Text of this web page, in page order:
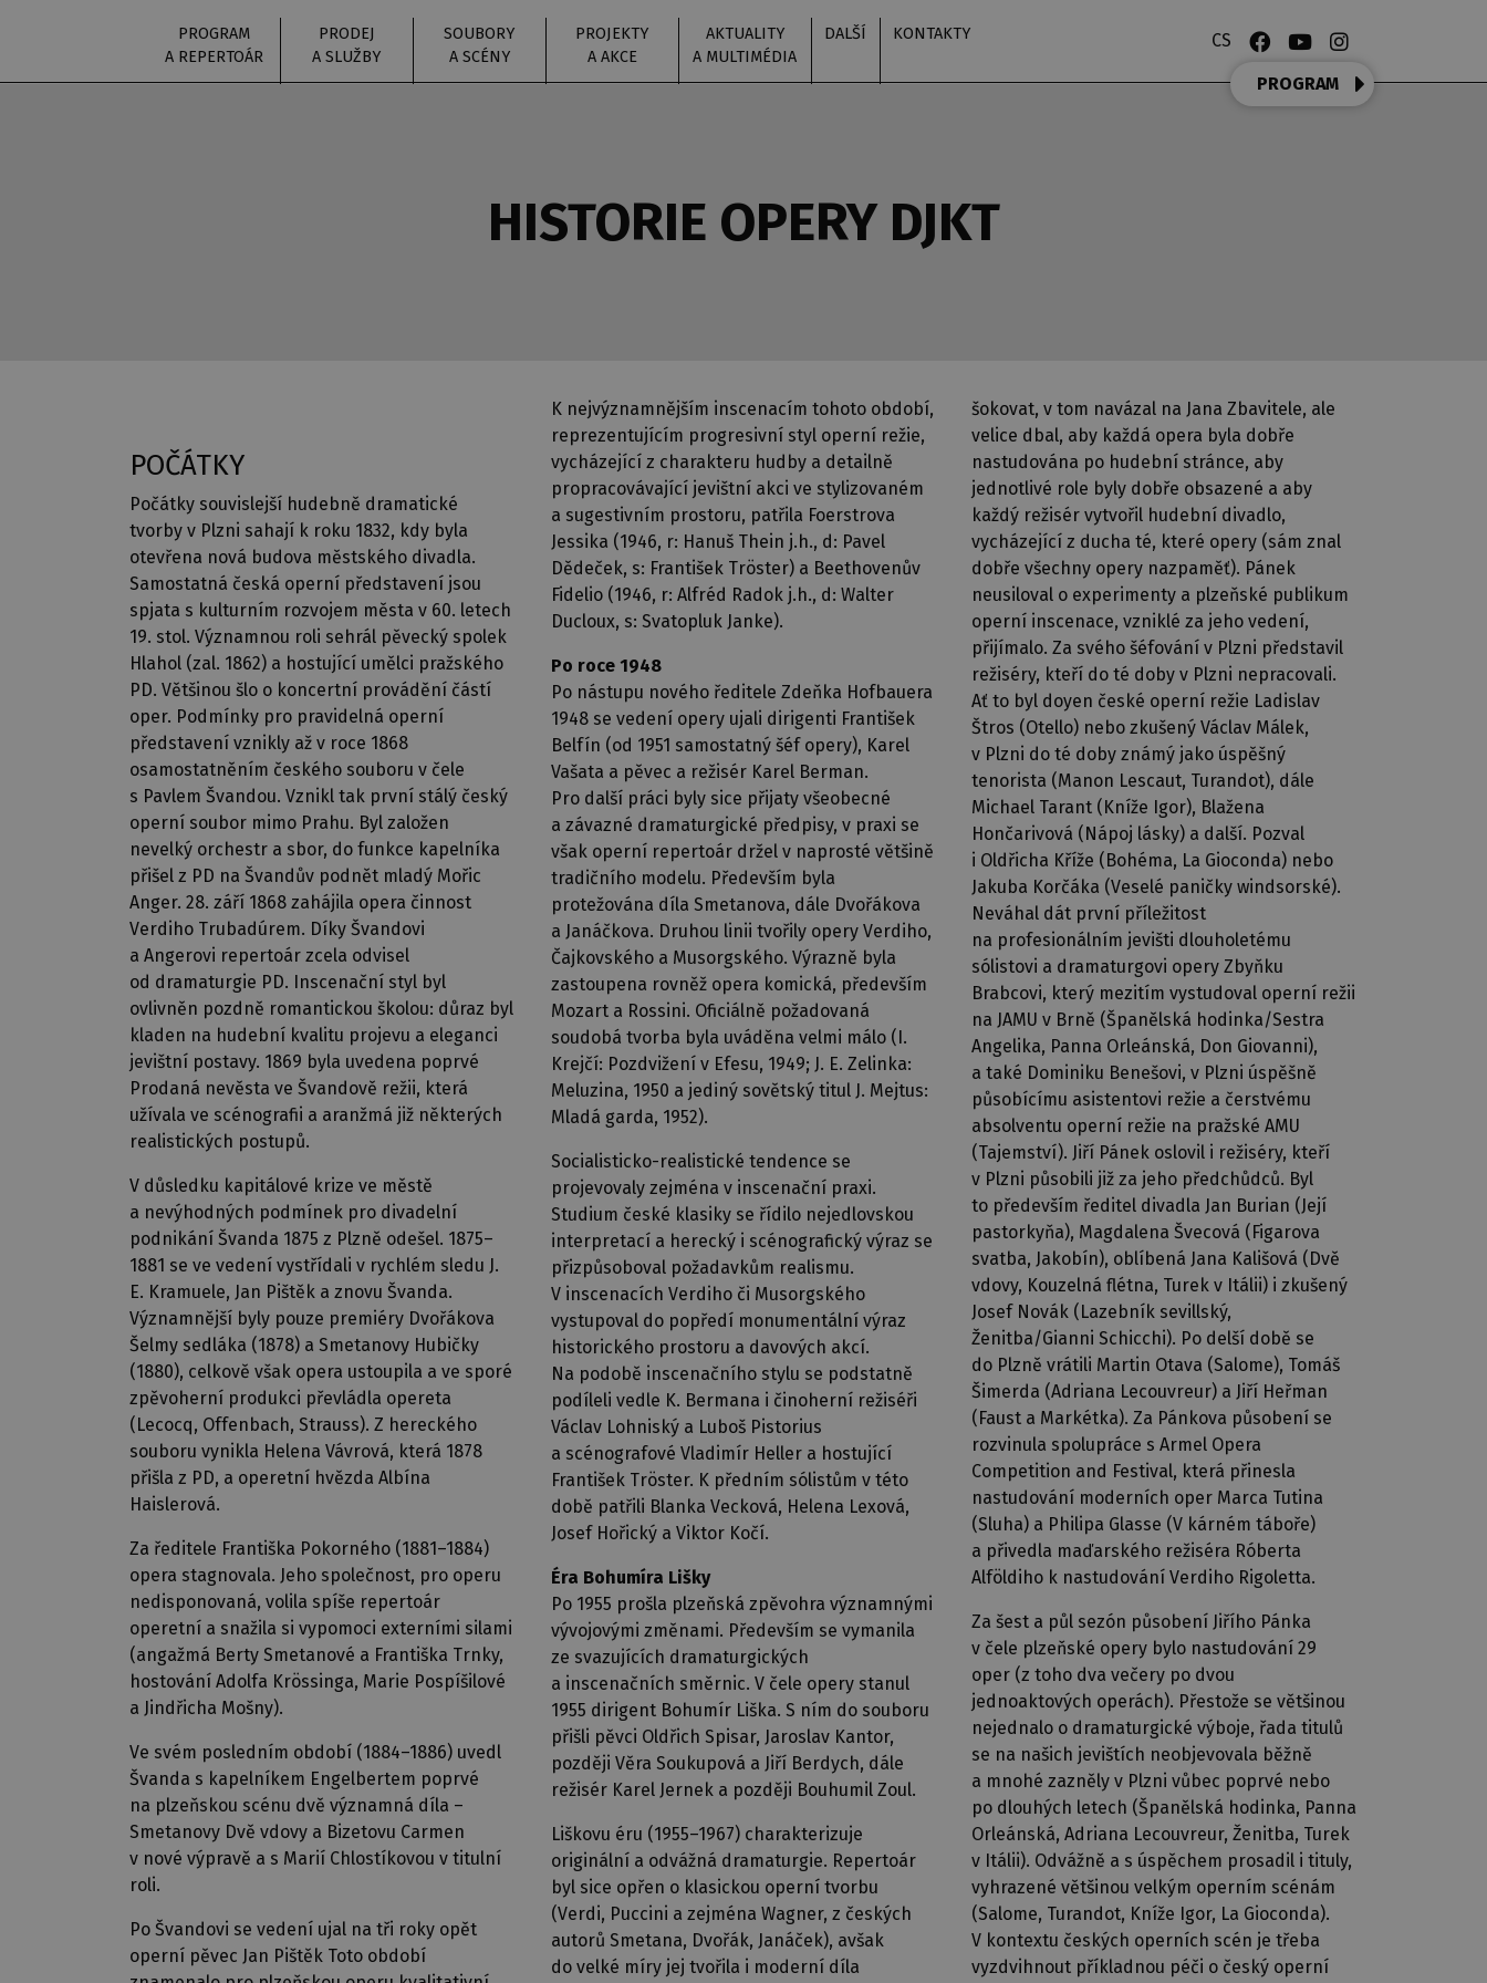
PROGRAM
A REPERTOÁR
PRODEJ
A SLUŽBY
SOUBORY
A SCÉNY
PROJEKTY
A AKCE
AKTUALITY
A MULTIMÉDIA
DALŠÍ KONTAKTY CS
PROGRAM
HISTORIE OPERY DJKT
POČÁTKY
Počátky souvislejší hudebně dramatické
tvorby v Plzni sahají k roku 1832, kdy byla
otevřena nová budova městského divadla.
Samostatná česká operní představení jsou
spjata s kulturním rozvojem města v 60. letech
19. stol. Významnou roli sehrál pěvecký spolek
Hlahol (zal. 1862) a hostující umělci pražského
PD. Většinou šlo o koncertní provádění částí
oper. Podmínky pro pravidelná operní
představení vznikly až v roce 1868
osamostatněním českého souboru v čele
s Pavlem Švandou. Vznikl tak první stálý český
operní soubor mimo Prahu. Byl založen
nevelký orchestr a sbor, do funkce kapelníka
přišel z PD na Švandův podnět mladý Mořic
Anger. 28. září 1868 zahájila opera činnost
Verdiho Trubadúrem. Díky Švandovi
a Angerovi repertoár zcela odvisel
od dramaturgie PD. Inscenační styl byl
ovlivněn pozdně romantickou školou: důraz byl
kladen na hudební kvalitu projevu a eleganci
jevištní postavy. 1869 byla uvedena poprvé
Prodaná nevěsta ve Švandově režii, která
užívala ve scénografii a aranžmá již některých
realistických postupů.
V důsledku kapitálové krize ve městě
a nevýhodných podmínek pro divadelní
podnikání Švanda 1875 z Plzně odešel. 1875–
1881 se ve vedení vystřídali v rychlém sledu J.
E. Kramuele, Jan Pištěk a znovu Švanda.
Významnější byly pouze premiéry Dvořákova
Šelmy sedláka (1878) a Smetanovy Hubičky
(1880), celkově však opera ustoupila a ve sporé
zpěvoherní produkci převládla opereta
(Lecocq, Offenbach, Strauss). Z hereckého
souboru vynikla Helena Vávrová, která 1878
přišla z PD, a operetní hvězda Albína
Haislerová.
Za ředitele Františka Pokorného (1881–1884)
opera stagnovala. Jeho společnost, pro operu
nedisponovaná, volila spíše repertoár
operetní a snažila si vypomoci externími silami
(angažmá Berty Smetanové a Františka Trnky,
hostování Adolfa Krössinga, Marie Pospíšilové
a Jindřicha Mošny).
Ve svém posledním období (1884–1886) uvedl
Švanda s kapelníkem Engelbertem poprvé
na plzeňskou scénu dvě významná díla –
Smetanovy Dvě vdovy a Bizetovu Carmen
v nové výpravě a s Marií Chlostíkovou v titulní
roli.
Po Švandovi se vedení ujal na tři roky opět
operní pěvec Jan Pištěk Toto období
K nejvýznamnějším inscenacím tohoto období,
reprezentujícím progresivní styl operní režie,
vycházející z charakteru hudby a detailně
propracovávající jevištní akci ve stylizovaném
a sugestivním prostoru, patřila Foerstrova
Jessika (1946, r: Hanuš Thein j.h., d: Pavel
Dědeček, s: František Tröster) a Beethovenův
Fidelio (1946, r: Alfréd Radok j.h., d: Walter
Ducloux, s: Svatopluk Janke).
Po roce 1948
Po nástupu nového ředitele Zdeňka Hofbauera
1948 se vedení opery ujali dirigenti František
Belfín (od 1951 samostatný šéf opery), Karel
Vašata a pěvec a režisér Karel Berman.
Pro další práci byly sice přijaty všeobecné
a závazné dramaturgické předpisy, v praxi se
však operní repertoár držel v naprosté většině
tradičního modelu. Především byla
protežována díla Smetanova, dále Dvořákova
a Janáčkova. Druhou linii tvořily opery Verdiho,
Čajkovského a Musorgského. Výrazně byla
zastoupena rovněž opera komická, především
Mozart a Rossini. Oficiálně požadovaná
soudobá tvorba byla uváděna velmi málo (I.
Krejčí: Pozdvižení v Efesu, 1949; J. E. Zelinka:
Meluzina, 1950 a jediný sovětský titul J. Mejtus:
Mladá garda, 1952).
Socialisticko-realistické tendence se
projevovaly zejména v inscenační praxi.
Studium české klasiky se řídilo nejedlovskou
interpretací a herecký i scénografický výraz se
přizpůsoboval požadavkům realismu.
V inscenacích Verdiho či Musorgského
vystupoval do popředí monumentální výraz
historického prostoru a davových akcí.
Na podobě inscenačního stylu se podstatně
podíleli vedle K. Bermana i činoherní režiséři
Václav Lohniský a Luboš Pistorius
a scénografové Vladimír Heller a hostující
František Tröster. K předním sólistům v této
době patřili Blanka Vecková, Helena Lexová,
Josef Hořický a Viktor Kočí.
Éra Bohumíra Lišky
Po 1955 prošla plzeňská zpěvohra významnými
vývojovými změnami. Především se vymanila
ze svazujících dramaturgických
a inscenačních směrnic. V čele opery stanul
1955 dirigent Bohumír Liška. S ním do souboru
přišli pěvci Oldřich Spisar, Jaroslav Kantor,
později Věra Soukupová a Jiří Berdych, dále
režisér Karel Jernek a později Bouhumil Zoul.
Liškovu éru (1955–1967) charakterizuje
originální a odvážná dramaturgie. Repertoár
byl sice opřen o klasickou operní tvorbu
(Verdi, Puccini a zejména Wagner, z českých
autorů Smetana, Dvořák, Janáček), avšak
do velké míry jej tvořila i moderní díla
šokovat, v tom navázal na Jana Zbavitele, ale
velice dbal, aby každá opera byla dobře
nastudována po hudební stránce, aby
jednotlivé role byly dobře obsazené a aby
každý režisér vytvořil hudební divadlo,
vycházející z ducha té, které opery (sám znal
dobře všechny opery nazpaměť). Pánek
neusiloval o experimenty a plzeňské publikum
operní inscenace, vzniklé za jeho vedení,
přijímalo. Za svého šéfování v Plzni představil
režiséry, kteří do té doby v Plzni nepracovali.
Ať to byl doyen české operní režie Ladislav
Štros (Otello) nebo zkušený Václav Málek,
v Plzni do té doby známý jako úspěšný
tenorista (Manon Lescaut, Turandot), dále
Michael Tarant (Kníže Igor), Blažena
Hončarivová (Nápoj lásky) a další. Pozval
i Oldřicha Kříže (Bohéma, La Gioconda) nebo
Jakuba Korčáka (Veselé paničky windsorské).
Neváhal dát první příležitost
na profesionálním jevišti dlouholetému
sólistovi a dramaturgovi opery Zbyňku
Brabcovi, který mezitím vystudoval operní režii
na JAMU v Brně (Španělská hodinka/Sestra
Angelika, Panna Orleánská, Don Giovanni),
a také Dominiku Benešovi, v Plzni úspěšně
působícímu asistentovi režie a čerstvému
absolventu operní režie na pražské AMU
(Tajemství). Jiří Pánek oslovil i režiséry, kteří
v Plzni působili již za jeho předchůdců. Byl
to především ředitel divadla Jan Burian (Její
pastorkyňa), Magdalena Švecová (Figarova
svatba, Jakobín), oblíbená Jana Kališová (Dvě
vdovy, Kouzelná flétna, Turek v Itálii) i zkušený
Josef Novák (Lazebník sevillský,
Ženitba/Gianni Schicchi). Po delší době se
do Plzně vrátili Martin Otava (Salome), Tomáš
Šimerda (Adriana Lecouvreur) a Jiří Heřman
(Faust a Markétka). Za Pánkova působení se
rozvinula spolupráce s Armel Opera
Competition and Festival, která přinesla
nastudování moderních oper Marca Tutina
(Sluha) a Philipa Glasse (V kárném táboře)
a přivedla maďarského režiséra Róberta
Alföldiho k nastudování Verdiho Rigoletta.
Za šest a půl sezón působení Jiřího Pánka
v čele plzeňské opery bylo nastudování 29
oper (z toho dva večery po dvou
jednoaktových operách). Přestože se většinou
nejednalo o dramaturgické výboje, řada titulů
se na našich jevištích neobjevovala běžně
a mnohé zazněly v Plzni vůbec poprvé nebo
po dlouhých letech (Španělská hodinka, Panna
Orleánská, Adriana Lecouvreur, Ženitba, Turek
v Itálii). Odvážně a s úspěchem prosadil i tituly,
vyhrazené většinou velkým operním scénám
(Salome, Turandot, Kníže Igor, La Gioconda).
V kontextu českých operních scén je třeba
vyzdvihnout příkladnou péči o český operní